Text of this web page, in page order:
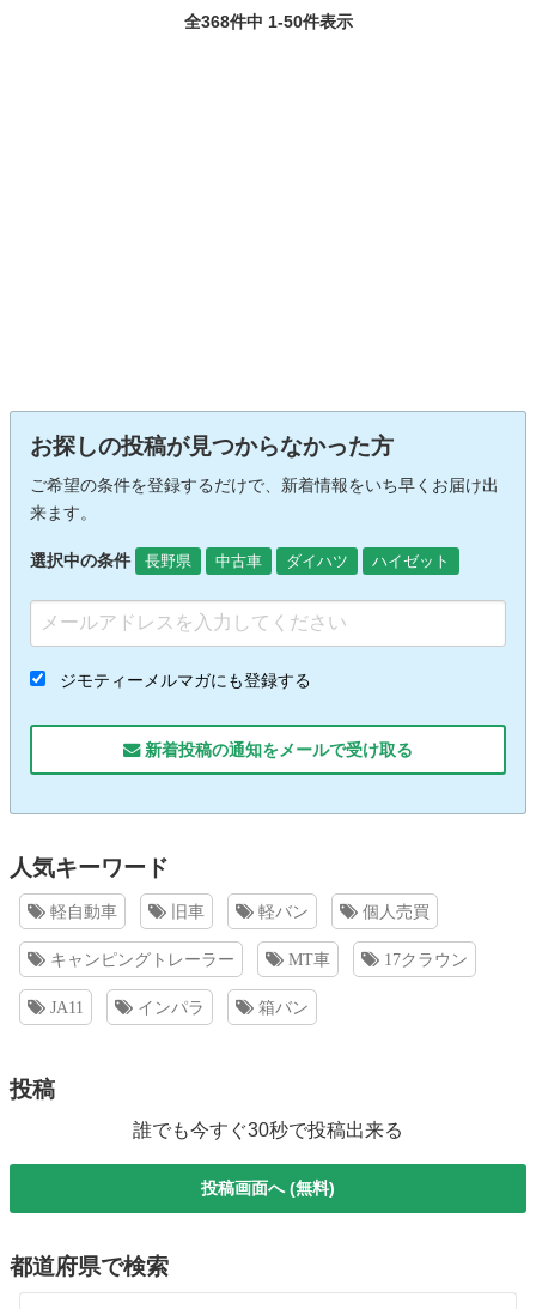
全368件中 1-50件表示
お探しの投稿が見つからなかった方
ご希望の条件を登録するだけで、新着情報をいち早くお届け出
来ます。
選択中の条件 長野県 中古車 ダイハツ ハイゼット
ジモティーメルマガにも登録する
新着投稿の通知をメールで受け取る
人気キーワード
軽自動車 旧車 軽バン 個人売買
キャンピングトレーラー MT車 17クラウン
JA11 インパラ 箱バン
投稿
誰でも今すぐ30秒で投稿出来る
投稿画面へ (無料)
都道府県で検索